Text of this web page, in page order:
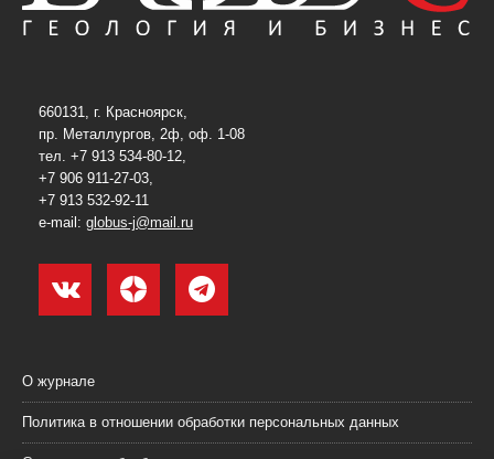
660131, г. Красноярск,
пр. Металлургов, 2ф, оф. 1-08
тел. +7 913 534-80-12,
+7 906 911-27-03,
+7 913 532-92-11
e-mail: globus-j@mail.ru
О журнале
Политика в отношении обработки персональных данных